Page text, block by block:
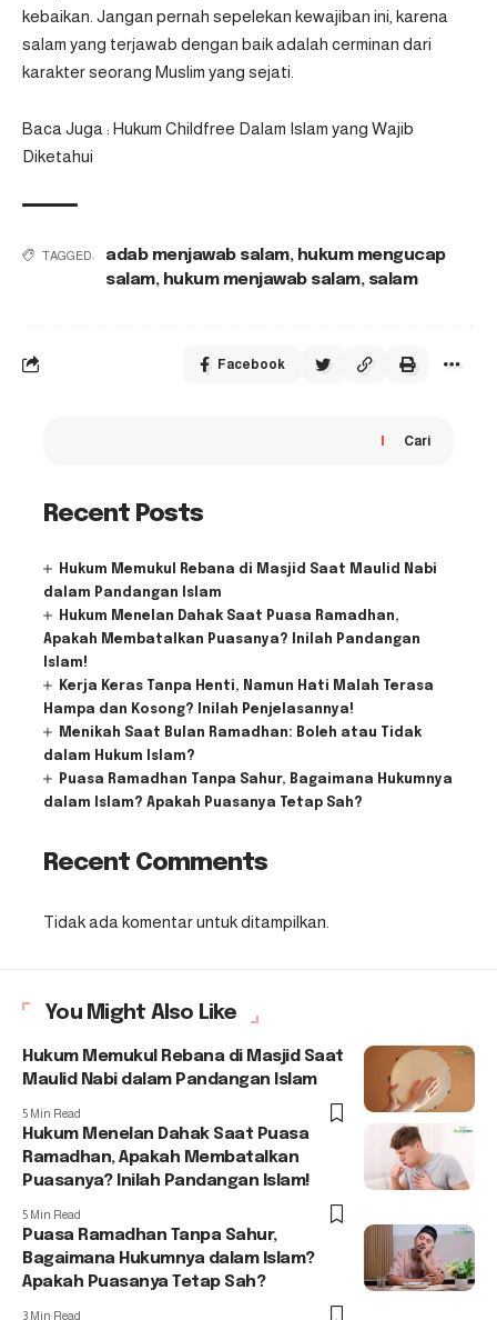
kebaikan. Jangan pernah sepelekan kewajiban ini, karena
salam yang terjawab dengan baik adalah cerminan dari
karakter seorang Muslim yang sejati.
Baca Juga : Hukum Childfree Dalam Islam yang Wajib
Diketahui
TAGGED: adab menjawab salam, hukum mengucap
salam, hukum menjawab salam, salam
Facebook
Cari
Recent Posts
Hukum Memukul Rebana di Masjid Saat Maulid Nabi
dalam Pandangan Islam
Hukum Menelan Dahak Saat Puasa Ramadhan,
Apakah Membatalkan Puasanya? Inilah Pandangan
Islam!
Kerja Keras Tanpa Henti, Namun Hati Malah Terasa
Hampa dan Kosong? Inilah Penjelasannya!
Menikah Saat Bulan Ramadhan: Boleh atau Tidak
dalam Hukum Islam?
Puasa Ramadhan Tanpa Sahur, Bagaimana Hukumnya
dalam Islam? Apakah Puasanya Tetap Sah?
Recent Comments
Tidak ada komentar untuk ditampilkan.
You Might Also Like
Hukum Memukul Rebana di Masjid Saat
Maulid Nabi dalam Pandangan Islam
5 Min Read
Hukum Menelan Dahak Saat Puasa
Ramadhan, Apakah Membatalkan
Puasanya? Inilah Pandangan Islam!
5 Min Read
Puasa Ramadhan Tanpa Sahur,
Bagaimana Hukumnya dalam Islam?
Apakah Puasanya Tetap Sah?
3 Min Read